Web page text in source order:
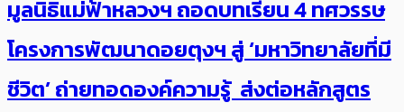
มูลนิธิแม่ฟ้าหลวงฯ ถอดบทเรียน 4 ทศวรรษ
โครงการพัฒนาดอยตุงฯ สู่ ‘มหาวิทยาลัยที่มี
ชีวิต’ ถ่ายทอดองค์ความรู้ ส่งต่อหลักสูตร